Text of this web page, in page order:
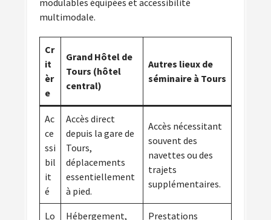
modulables équipées et accessibilité
multimodale.
Cr
it
èr
e
Grand Hôtel de
Tours (hôtel
central)
Autres lieux de
séminaire à Tours
Ac
ce
ssi
bil
it
é
Accès direct
depuis la gare de
Tours,
déplacements
essentiellement
à pied.
Accès nécessitant
souvent des
navettes ou des
trajets
supplémentaires.
Lo
Hébergement,
Prestations